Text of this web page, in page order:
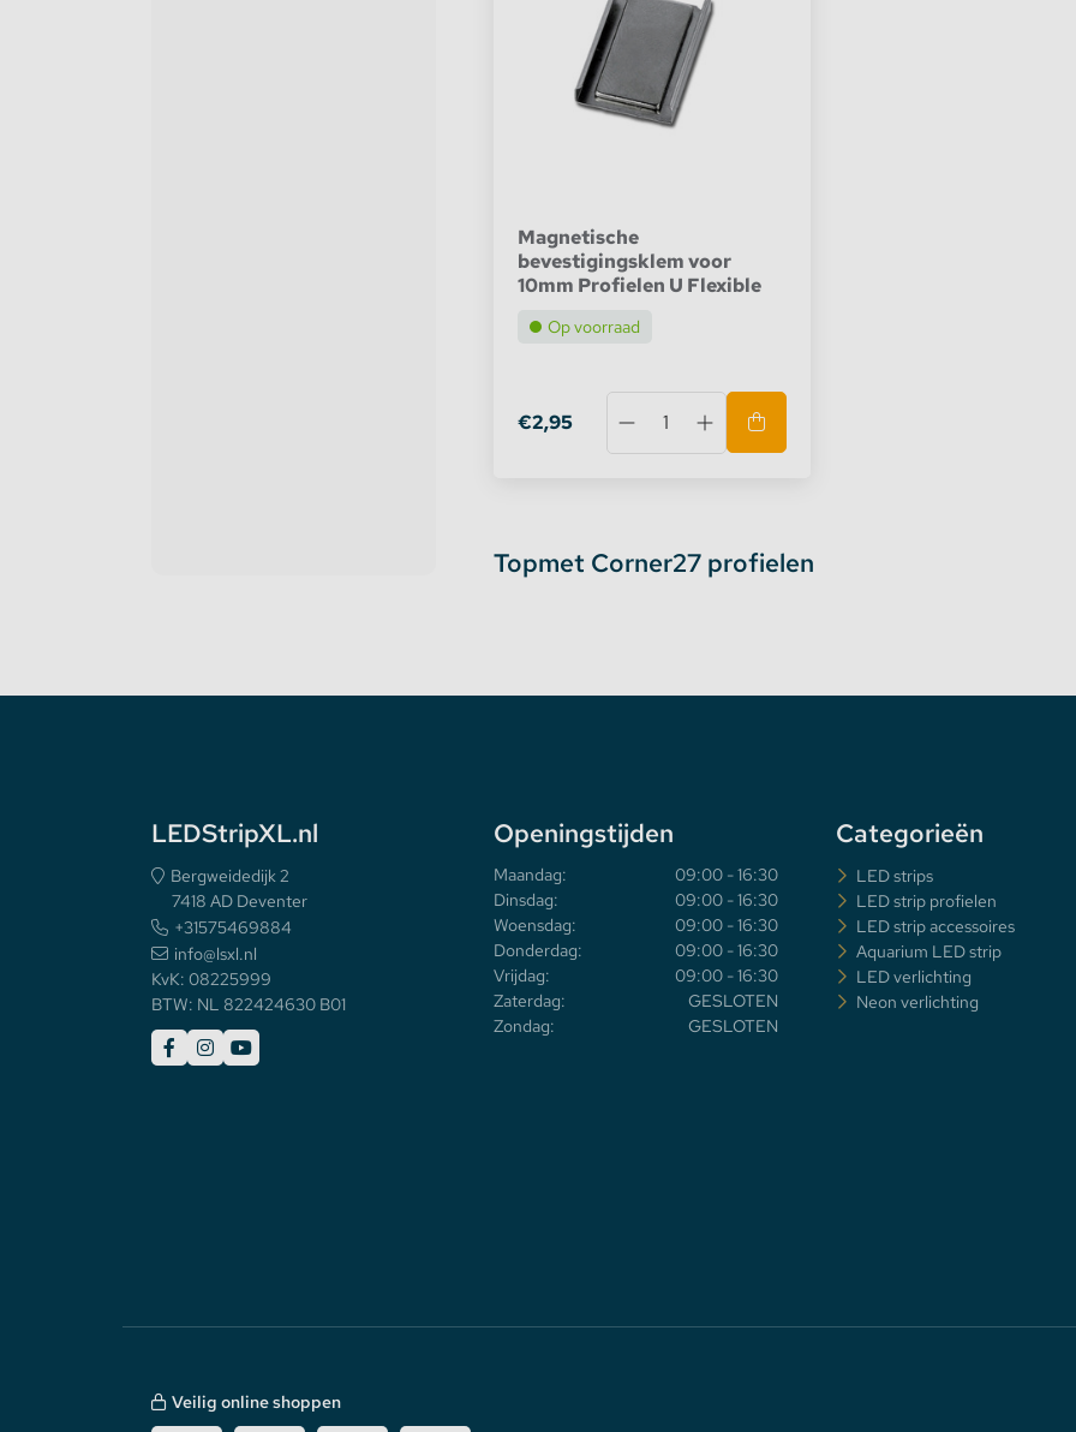
Magnetische
bevestigingsklem voor
10mm Profielen U Flexible
Op voorraad
€2,95
Topmet Corner27 profielen
LEDStripXL.nl
Bergweidedijk 2
7418 AD Deventer
+31575469884
info@lsxl.nl
KvK: 08225999
BTW: NL 822424630 B01
Openingstijden
Maandag:
09:00 - 16:30
Dinsdag:
09:00 - 16:30
Woensdag:
09:00 - 16:30
Donderdag:
09:00 - 16:30
Vrijdag:
09:00 - 16:30
Zaterdag:
GESLOTEN
Zondag:
GESLOTEN
Categorieën
LED strips
LED strip profielen
LED strip accessoires
Aquarium LED strip
LED verlichting
Neon verlichting
Veilig online shoppen